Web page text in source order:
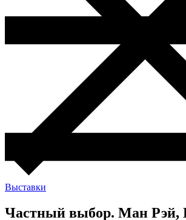
Выставки
Частный выбор. Ман Рэй,